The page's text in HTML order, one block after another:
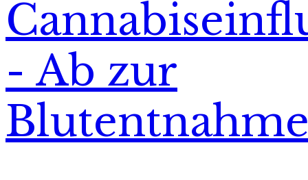
- Ab zur